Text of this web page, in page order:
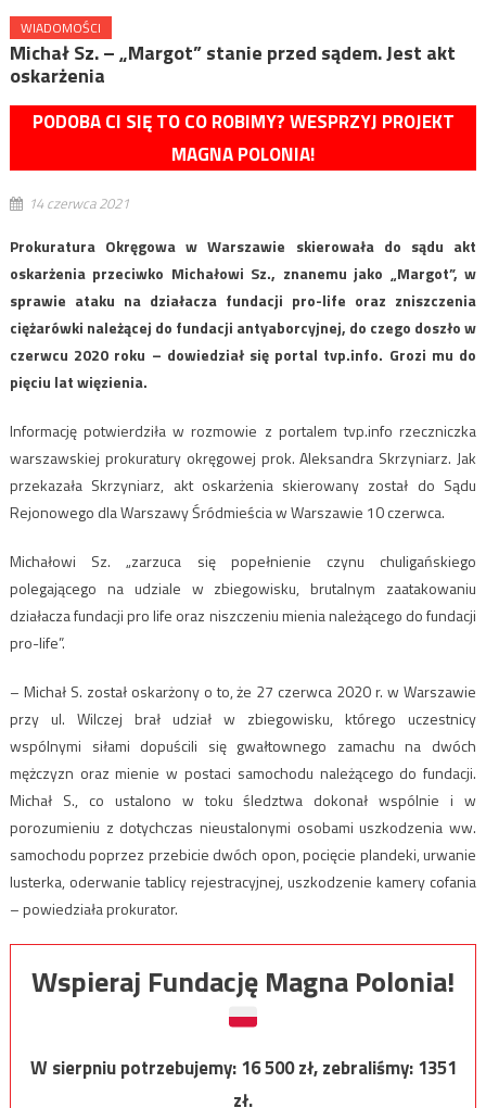
WIADOMOŚCI
Michał Sz. – „Margot” stanie przed sądem. Jest akt
oskarżenia
PODOBA CI SIĘ TO CO ROBIMY? WESPRZYJ PROJEKT
MAGNA POLONIA!
14 czerwca 2021
Prokuratura Okręgowa w Warszawie skierowała do sądu akt
oskarżenia przeciwko Michałowi Sz., znanemu jako „Margot”, w
sprawie ataku na działacza fundacji pro-life oraz zniszczenia
ciężarówki należącej do fundacji antyaborcyjnej, do czego doszło w
czerwcu 2020 roku – dowiedział się portal tvp.info. Grozi mu do
pięciu lat więzienia.
Informację potwierdziła w rozmowie z portalem tvp.info rzeczniczka
warszawskiej prokuratury okręgowej prok. Aleksandra Skrzyniarz. Jak
przekazała Skrzyniarz, akt oskarżenia skierowany został do Sądu
Rejonowego dla Warszawy Śródmieścia w Warszawie 10 czerwca.
Michałowi Sz. „zarzuca się popełnienie czynu chuligańskiego
polegającego na udziale w zbiegowisku, brutalnym zaatakowaniu
działacza fundacji pro life oraz niszczeniu mienia należącego do fundacji
pro-life”.
– Michał S. został oskarżony o to, że 27 czerwca 2020 r. w Warszawie
przy ul. Wilczej brał udział w zbiegowisku, którego uczestnicy
wspólnymi siłami dopuścili się gwałtownego zamachu na dwóch
mężczyzn oraz mienie w postaci samochodu należącego do fundacji.
Michał S., co ustalono w toku śledztwa dokonał wspólnie i w
porozumieniu z dotychczas nieustalonymi osobami uszkodzenia ww.
samochodu poprzez przebicie dwóch opon, pocięcie plandeki, urwanie
lusterka, oderwanie tablicy rejestracyjnej, uszkodzenie kamery cofania
– powiedziała prokurator.
Wspieraj Fundację Magna Polonia!
W sierpniu potrzebujemy:16 500zł, zebraliśmy:1351
zł.